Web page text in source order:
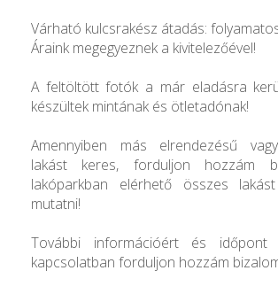
Várható kulcsrakész átadás:
Áraink megegyeznek a kivitelezőével!
A feltöltött fotók a már eladásra
készültek mintának és ötletadónak!
Amennyiben más elrendezésű
lakást keres, forduljon hozzám
lakóparkban elérhető összes
mutatni!
További információért és időpont
kapcsolatban forduljon hozzám